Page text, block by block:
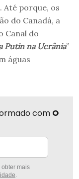
Até porque, os
do Canadá, a
Canal do
Putin na Ucrânia”
águas
com O
obter mais